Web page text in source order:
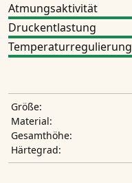
Atmungsaktivität
Druckentlastung
Temperaturregulierung
Größe:
Material:
Gesamthöhe:
Härtegrad: